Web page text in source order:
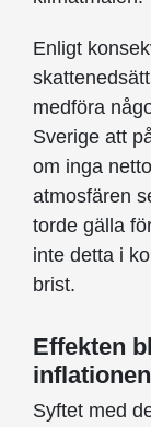
Enligt
medföra
Sverige att
om inga
atmosfären
torde gälla
inte detta i
brist.
Effekten
inflationen
Syftet med